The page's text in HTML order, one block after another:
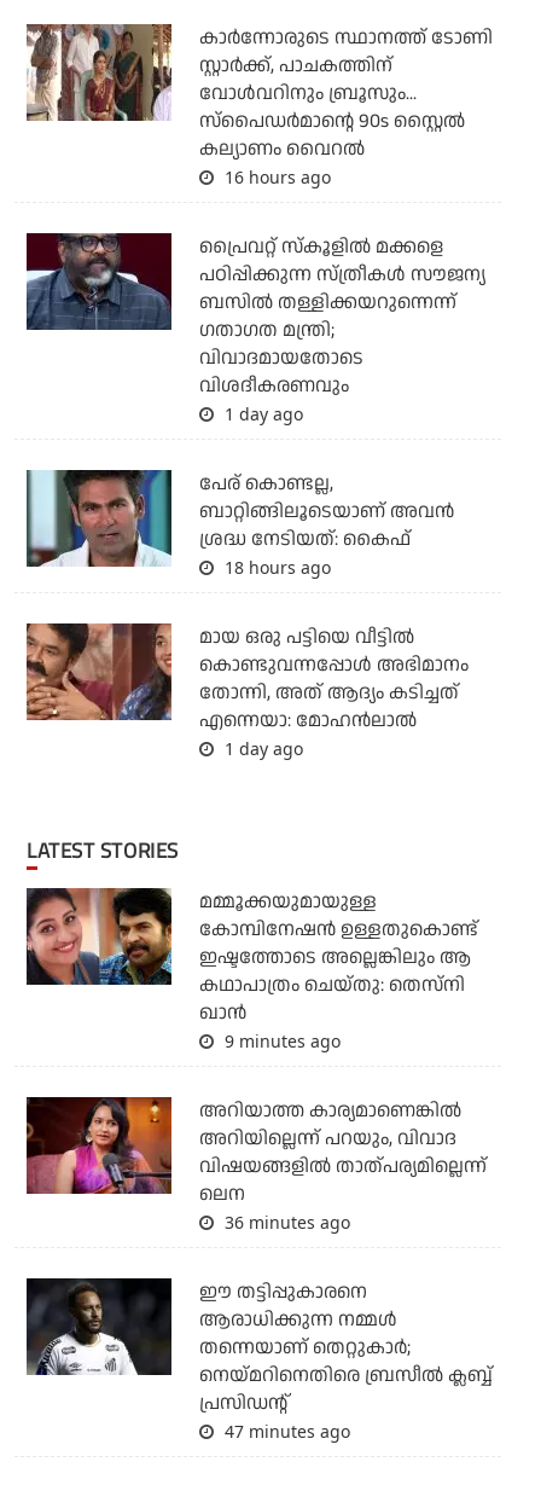
കാര്‍ന്നോരുടെ സ്ഥാനത്ത് ടോണി
സ്റ്റാര്‍ക്ക്, പാചകത്തിന്
വോള്‍വറിനും ബ്രൂസും...
സ്‌പൈഡര്‍മാന്റെ 90s സ്റ്റൈല്‍
കല്യാണം വൈറല്‍
16 hours ago
പ്രൈവറ്റ് സ്‌കൂളില്‍ മക്കളെ
പഠിപ്പിക്കുന്ന സ്ത്രീകള്‍ സൗജന്യ
ബസില്‍ തള്ളിക്കയറുന്നെന്ന്
ഗതാഗത മന്ത്രി;
വിവാദമായതോടെ
വിശദീകരണവും
1 day ago
പേര് കൊണ്ടല്ല,
ബാറ്റിങ്ങിലൂടെയാണ് അവൻ
ശ്രദ്ധ നേടിയത്: കൈഫ്
18 hours ago
മായ ഒരു പട്ടിയെ വീട്ടില്‍
കൊണ്ടുവന്നപ്പോള്‍ അഭിമാനം
തോന്നി, അത് ആദ്യം കടിച്ചത്
എന്നെയാ: മോഹന്‍ലാല്‍
1 day ago
LATEST STORIES
മമ്മൂക്കയുമായുള്ള
കോമ്പിനേഷൻ ഉള്ളതുകൊണ്ട്
ഇഷ്ടത്തോടെ അല്ലെങ്കിലും ആ
കഥാപാത്രം ചെയ്തു: തെസ്നി
ഖാൻ
9 minutes ago
അറിയാത്ത കാര്യമാണെങ്കിൽ
അറിയില്ലെന്ന് പറയും, വിവാദ
വിഷയങ്ങളിൽ താത്പര്യമില്ലെന്ന്
ലെന
36 minutes ago
ഈ തട്ടിപ്പുകാരനെ
ആരാധിക്കുന്ന നമ്മള്‍
തന്നെയാണ് തെറ്റുകാര്‍;
നെയ്മറിനെതിരെ ബ്രസീല്‍ ക്ലബ്ബ്
പ്രസിഡന്റ്
47 minutes ago